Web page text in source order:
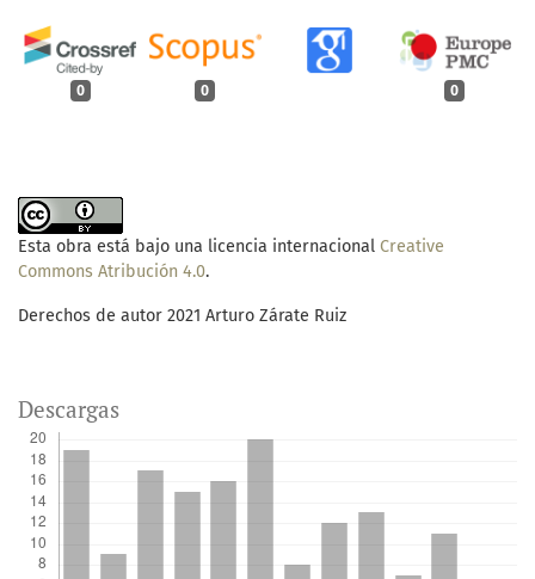
0 0 0
Esta obra está bajo una licencia internacional Creative
Commons Atribución 4.0.
Derechos de autor 2021 Arturo Zárate Ruiz
Descargas